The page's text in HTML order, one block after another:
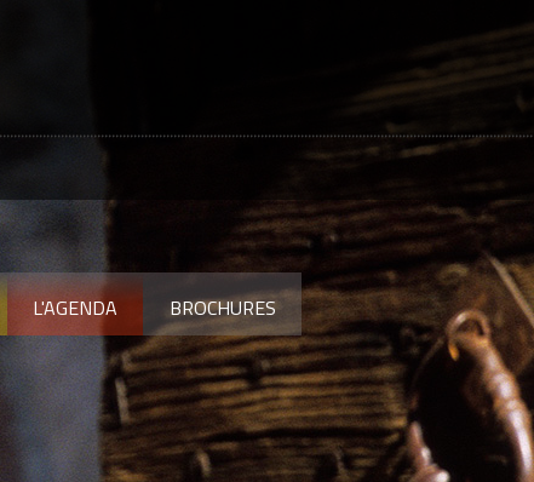
L'AGENDA BROCHURES